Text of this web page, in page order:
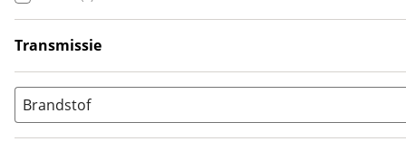
Transmissie
Brandstof